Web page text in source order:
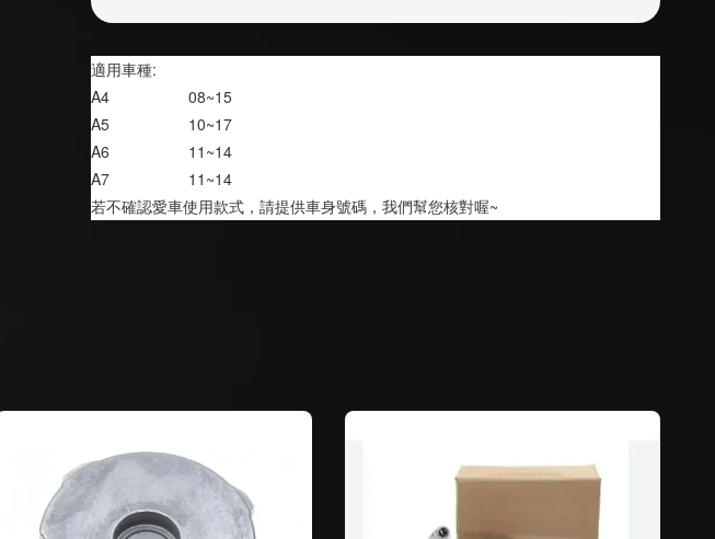
適用車種:
A4                  08~15
A5                  10~17
A6                  11~14
A7                  11~14
若不確認愛車使用款式，請提供車身號碼，我們幫您核對喔~